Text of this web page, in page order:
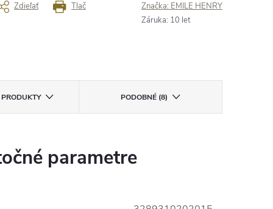
Tlač
Zdieľať Značka: EMILE HENRY
Záruka: 10 let
PODOBNÉ (8)
parametre